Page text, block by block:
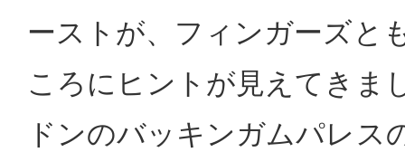
ーストが、フィンガーズと
ころにヒントが見えてきま
ドンのバッキンガムパレス